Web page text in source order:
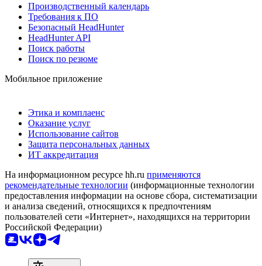
Производственный календарь
Требования к ПО
Безопасный HeadHunter
HeadHunter API
Поиск работы
Поиск по резюме
Мобильное приложение
Этика и комплаенс
Оказание услуг
Использование сайтов
Защита персональных данных
ИТ аккредитация
На информационном ресурсе hh.ru применяются
рекомендательные технологии (информационные технологии
предоставления информации на основе сбора, систематизации
и анализа сведений, относящихся к предпочтениям
пользователей сети «Интернет», находящихся на территории
Российской Федерации)